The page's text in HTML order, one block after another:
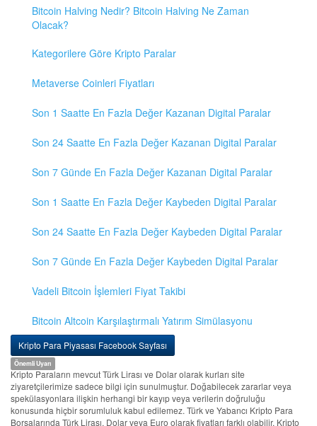
Bitcoin Halving Nedir? Bitcoin Halving Ne Zaman
Olacak?
Kategorilere Göre Kripto Paralar
Metaverse Coinleri Fiyatları
Son 1 Saatte En Fazla Değer Kazanan Digital Paralar
Son 24 Saatte En Fazla Değer Kazanan Digital Paralar
Son 7 Günde En Fazla Değer Kazanan Digital Paralar
Son 1 Saatte En Fazla Değer Kaybeden Digital Paralar
Son 24 Saatte En Fazla Değer Kaybeden Digital Paralar
Son 7 Günde En Fazla Değer Kaybeden Digital Paralar
Vadeli Bitcoin İşlemleri Fiyat Takibi
Bitcoin Altcoin Karşılaştırmalı Yatırım Simülasyonu
Kripto Para Piyasası Facebook Sayfası
Önemli Uyarı
Kripto Paraların mevcut Türk Lirası ve Dolar olarak kurları site
ziyaretçilerimize sadece bilgi için sunulmuştur. Doğabilecek zararlar veya
spekülasyonlara ilişkin herhangi bir kayıp veya verilerin doğruluğu
konusunda hiçbir sorumluluk kabul edilemez. Türk ve Yabancı Kripto Para
Borsalarında Türk Lirası, Dolar veya Euro olarak fiyatları farklı olabilir. Kripto